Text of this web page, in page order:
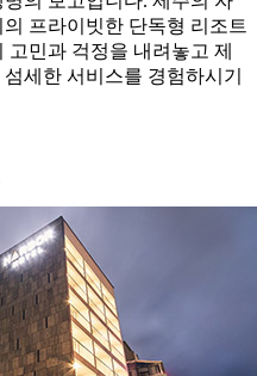
프라이빗한 단독형 리조트
민과 걱정을 내려놓고 제
세한 서비스를 경험하시기